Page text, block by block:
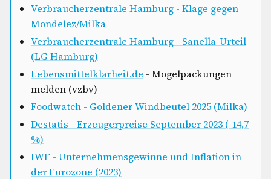
Verbraucherzentrale Hamburg - Klage gegen
Mondelez/Milka
Verbraucherzentrale Hamburg - Sanella-Urteil
(LG Hamburg)
Lebensmittelklarheit.de - Mogelpackungen
melden (vzbv)
Foodwatch - Goldener Windbeutel 2025 (Milka)
Destatis - Erzeugerpreise September 2023 (-14,7
%)
IWF - Unternehmensgewinne und Inflation in
der Eurozone (2023)